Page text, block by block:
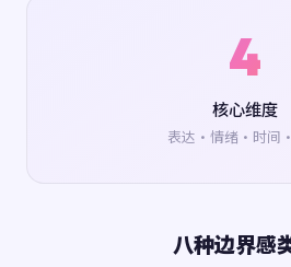
4
核心维度
表达·情绪·时间
八种边界感